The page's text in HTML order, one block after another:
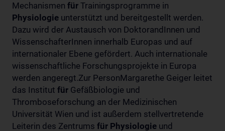
Mechanismen für Trainingsprogramme in
Physiologie unterstützt und bereitgestellt werden.
Dazu wird der Austausch von DoktorandInnen und
WissenschafterInnen innerhalb Europas und auf
internationaler Ebene gefördert. Auch internationale
wissenschaftliche Forschungsprojekte in Europa
werden angeregt.Zur PersonMargarethe Geiger leitet
das Institut für Gefäßbiologie und
Thromboseforschung an der Medizinischen
Universität Wien und ist außerdem stellvertretende
Leiterin des Zentrums für Physiologie und